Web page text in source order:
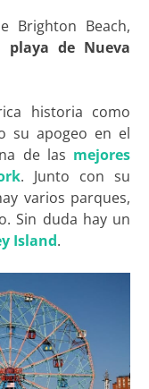
Brighton Beach,
playa de Nueva
historia como
su apogeo en el
de las mejores
. Junto con su
varios parques,
Sin duda hay un
Island.